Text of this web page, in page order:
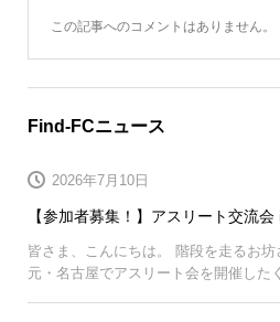
この記事へのコメントはありません。
Find-FCニュース
【参加者募集！】アスリート交流
2026年7月10日
皆さま、こんにちは。 階段を走るお
元・名古屋でアスリート会を開催し